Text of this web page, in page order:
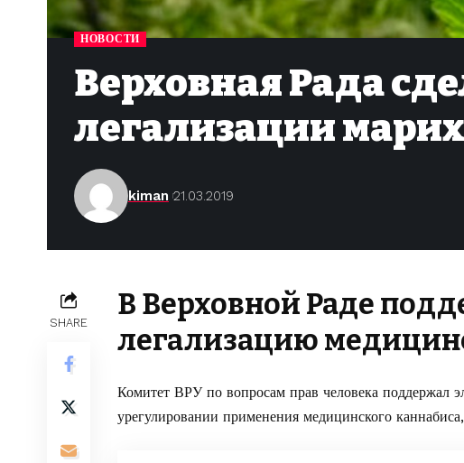
НОВОСТИ
Верховная Рада
легализации
kiman 21.03.2019
SHARE
В Верховной Раде
легализацию
Комитет ВРУ по вопросам прав человека поддержал
урегулировании применения медицинского каннабиса,